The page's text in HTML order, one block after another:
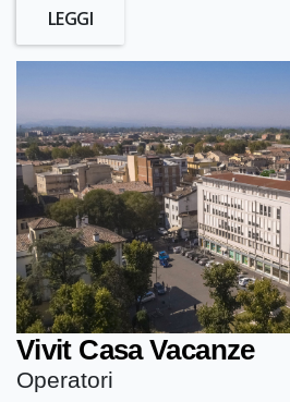
LEGGI
Vivit Casa Vacanze
Operatori